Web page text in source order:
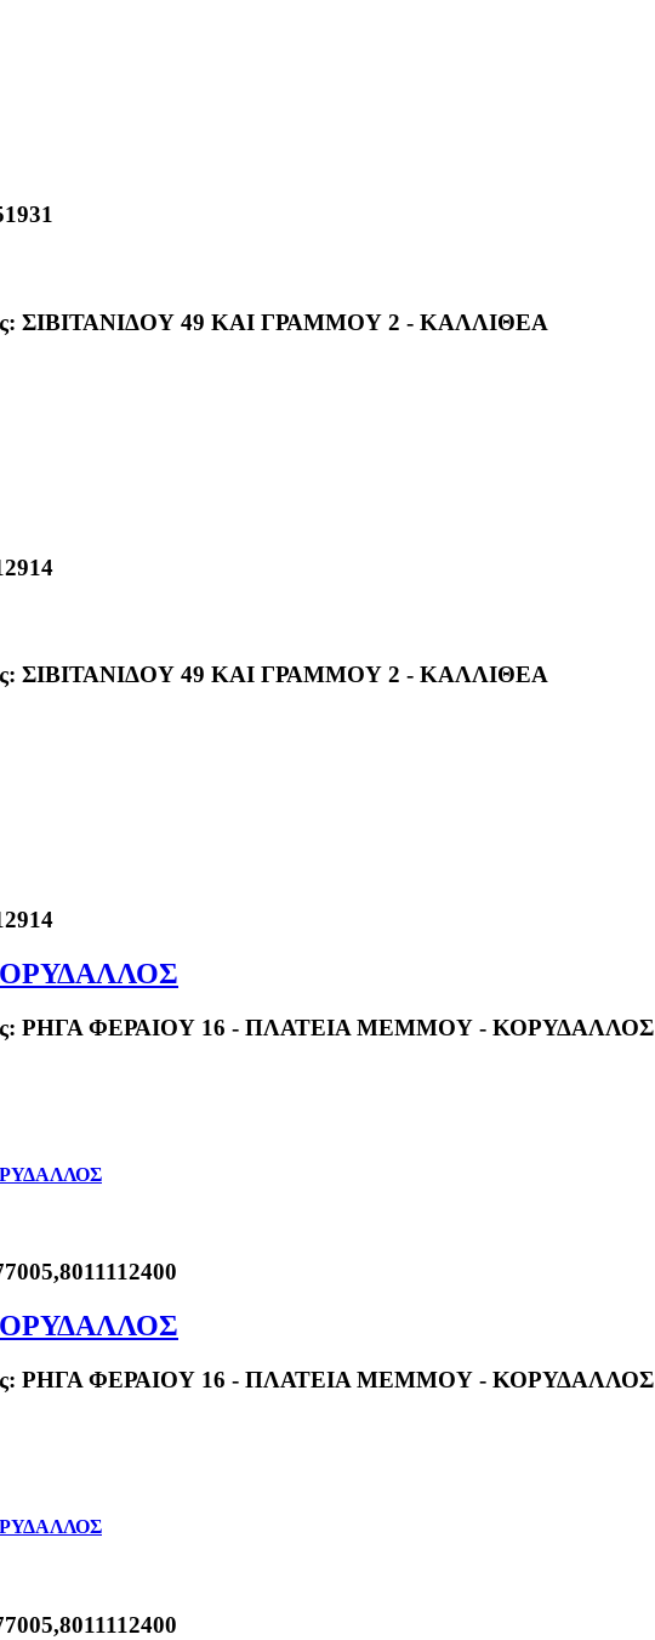
ΣΙΒΙΤΑΝΙΔΟΥ 49 ΚΑΙ ΓΡΑΜΜΟΥ 2 - ΚΑΛΛΙΘΕΑ
ΣΙΒΙΤΑΝΙΔΟΥ 49 ΚΑΙ ΓΡΑΜΜΟΥ 2 - ΚΑΛΛΙΘΕΑ
ΡΗΓΑ ΦΕΡΑΙΟΥ 16 - ΠΛΑΤΕΙΑ ΜΕΜΜΟΥ - ΚΟΡΥΔΑΛΛΟΣ
ΡΗΓΑ ΦΕΡΑΙΟΥ 16 - ΠΛΑΤΕΙΑ ΜΕΜΜΟΥ - ΚΟΡΥΔΑΛΛΟΣ